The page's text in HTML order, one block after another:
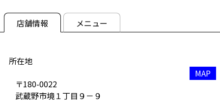
店舗情報 メニュー
所在地
〒180-0022
武蔵野市境１丁目９－９
MAP